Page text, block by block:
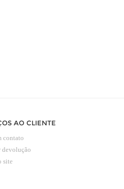
AO CLIENTE
contato
devolução
site